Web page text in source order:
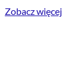
Zobacz więcej